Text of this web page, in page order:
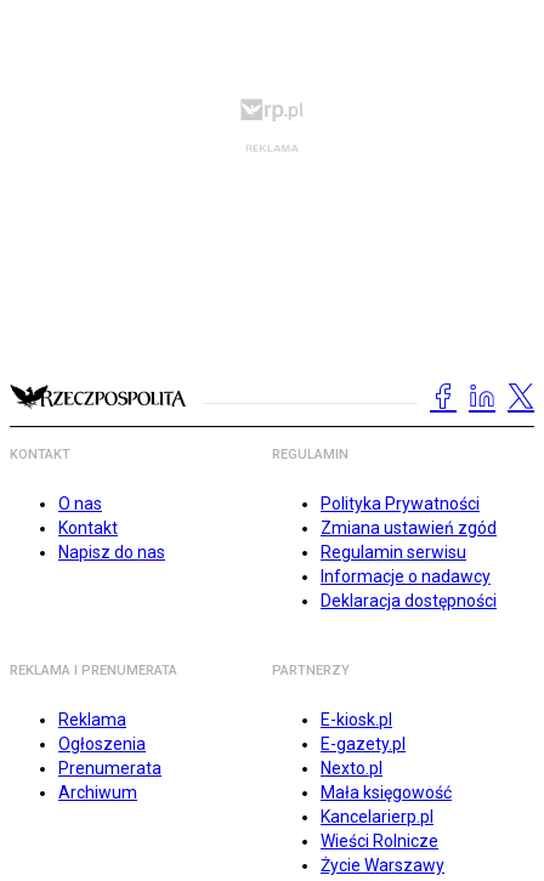
KONTAKT
O nas
Kontakt
Napisz do nas
REGULAMIN
Polityka Prywatności
Zmiana ustawień zgód
Regulamin serwisu
Informacje o nadawcy
Deklaracja dostępności
REKLAMA I PRENUMERATA
Reklama
Ogłoszenia
Prenumerata
Archiwum
PARTNERZY
E-kiosk.pl
E-gazety.pl
Nexto.pl
Mała księgowość
Kancelarierp.pl
Wieści Rolnicze
Życie Warszawy